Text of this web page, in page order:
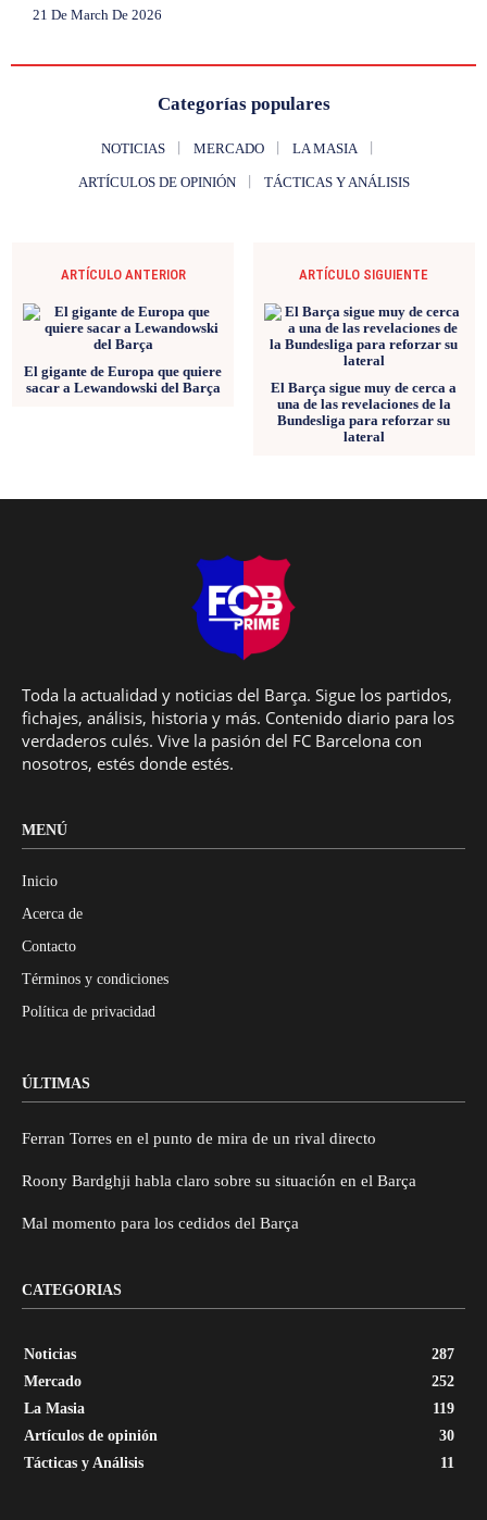
21 De March De 2026
Categorías populares
NOTICIAS MERCADO LA MASIA
ARTÍCULOS DE OPINIÓN TÁCTICAS Y ANÁLISIS
ARTÍCULO ANTERIOR
El gigante de Europa que quiere
sacar a Lewandowski del Barça
ARTÍCULO SIGUIENTE
El Barça sigue muy de cerca a
una de las revelaciones de la
Bundesliga para reforzar su
lateral
Toda la actualidad y noticias del Barça. Sigue los partidos,
fichajes, análisis, historia y más. Contenido diario para los
verdaderos culés. Vive la pasión del FC Barcelona con
nosotros, estés donde estés.
MENÚ
Inicio
Acerca de
Contacto
Términos y condiciones
Política de privacidad
ÚLTIMAS
Ferran Torres en el punto de mira de un rival directo
Roony Bardghji habla claro sobre su situación en el Barça
Mal momento para los cedidos del Barça
CATEGORIAS
Noticias
287
Mercado
252
La Masia
119
Artículos de opinión
30
Tácticas y Análisis
11